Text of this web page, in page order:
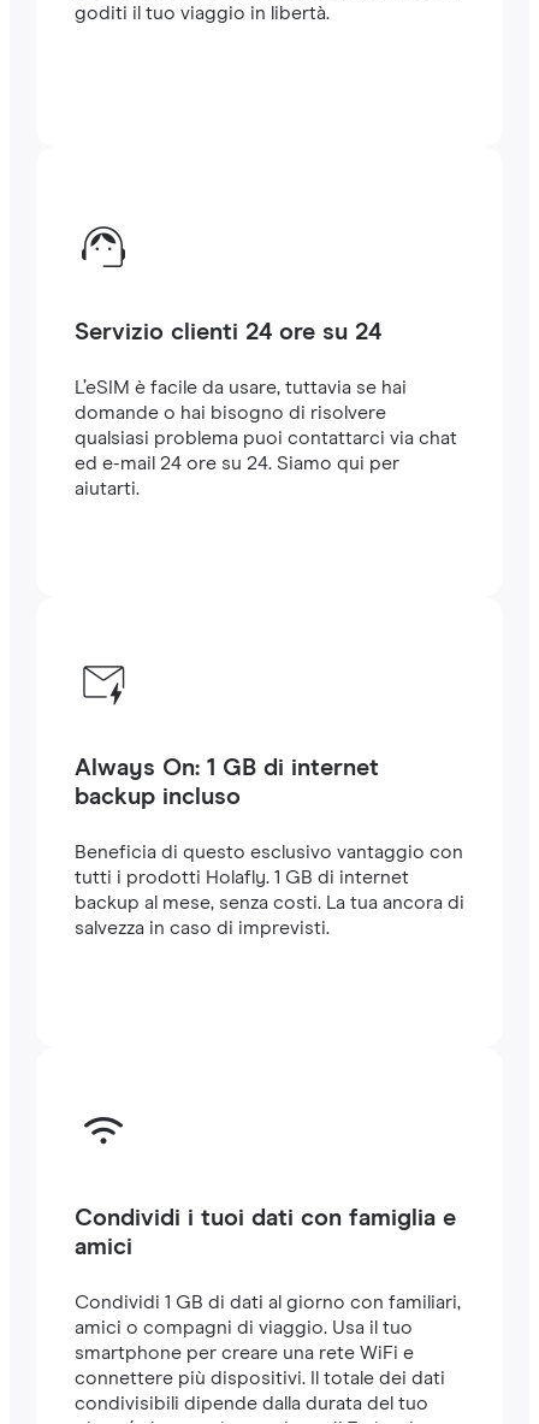
goditi il tuo viaggio in libertà.
Servizio clienti 24 ore su 24
L’eSIM è facile da usare, tuttavia se hai
domande o hai bisogno di risolvere
qualsiasi problema puoi contattarci via chat
ed e-mail 24 ore su 24. Siamo qui per
aiutarti.
Always On: 1 GB di internet
backup incluso
Beneficia di questo esclusivo vantaggio con
tutti i prodotti Holafly. 1 GB di internet
backup al mese, senza costi. La tua ancora di
salvezza in caso di imprevisti.
Condividi i tuoi dati con famiglia e
amici
Condividi 1 GB di dati al giorno con familiari,
amici o compagni di viaggio. Usa il tuo
smartphone per creare una rete WiFi e
connettere più dispositivi. Il totale dei dati
condivisibili dipende dalla durata del tuo